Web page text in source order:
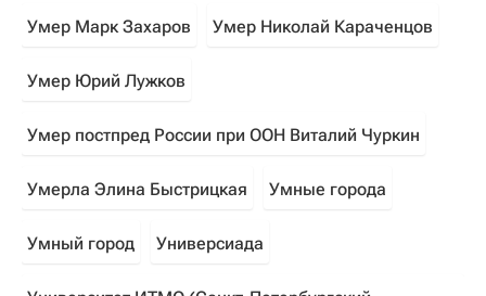
Умер Марк Захаров Умер Николай Караченцов
Умер Юрий Лужков
Умер постпред России при ООН Виталий Чуркин
Умерла Элина Быстрицкая Умные города
Умный город Универсиада